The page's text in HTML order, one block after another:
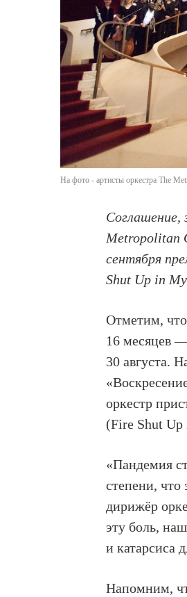
На фото - артисты оркестра The
Соглашение,
Metropolitan
сентября
Shut Up in
Отметим,
16 месяцев
30 августа.
оркестр
(Fire Shut
«Пандемия
степени, что
дирижёр
эту боль,
и катарсиса
Напомним,